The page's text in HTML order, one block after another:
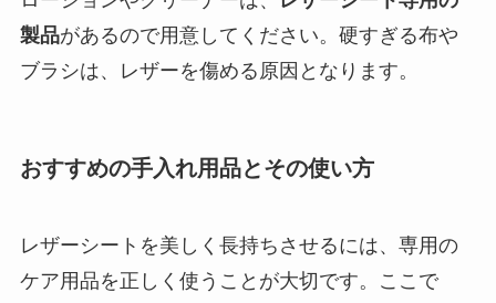
製品があるので用意してください。硬すぎる布や
ブラシは、レザーを傷める原因となります。
おすすめの手入れ用品とその使い方
レザーシートを美しく長持ちさせるには、専用の
ケア用品を正しく使うことが大切です。ここで